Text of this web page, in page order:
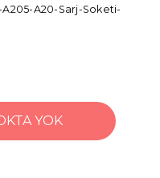
A20-Sarj-Soketi-
YOK